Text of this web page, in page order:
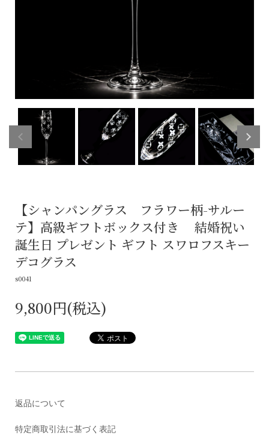
【シャンパングラス フラワー柄-サルー
テ】高級ギフトボックス付き 結婚祝い
誕生日 プレゼント ギフト スワロフスキー
デコグラス
s0041
9,800円(税込)
返品について
特定商取引法に基づく表記